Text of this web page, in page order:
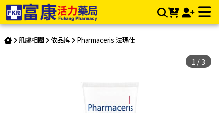
法瑪仕 孕媽咪胜肽撫紋霜 75ml | 富康活力藥局購物商城
肌膚相關 依品牌 Pharmaceris 法瑪仕
1 /3